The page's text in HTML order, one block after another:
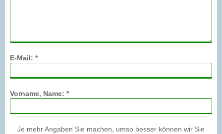
E-Mail: *
Vorname, Name: *
Je mehr Angaben Sie machen, umso besser können wir Sie